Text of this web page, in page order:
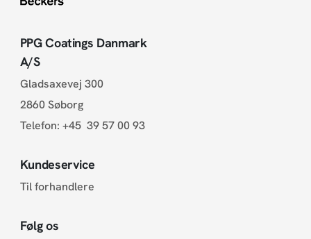
PPG Coatings Danmark
A/S
Gladsaxevej 300
2860 Søborg
Telefon: +45 39 57 00 93
Kundeservice
Til forhandlere
Følg os